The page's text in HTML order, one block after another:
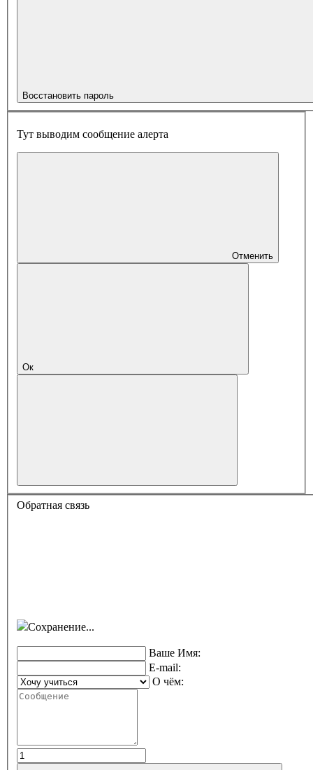
Восстановить пароль
Тут выводим сообщение алерта
Отменить
Ок
Обратная связь
Сохранение...
Ваше Имя:
E-mail:
О чём: